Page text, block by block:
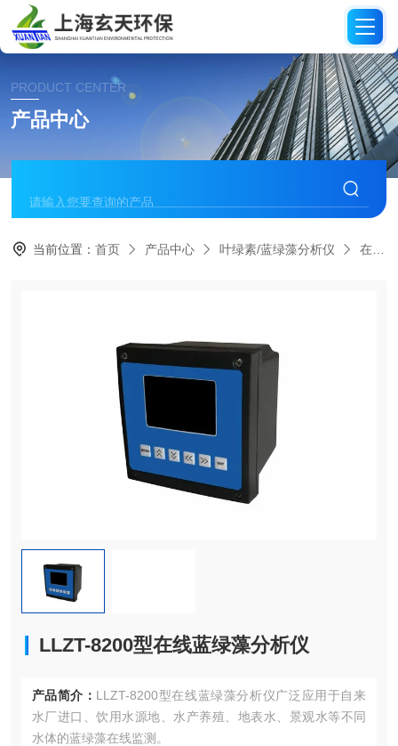
PRODUCT CENTER
产品中心
当前位置：首页 产品中心 叶绿素/蓝绿藻分析仪 在线蓝绿藻分析仪
LLZT-8200型在线蓝绿藻分析仪
产品简介： LLZT-8200型在线蓝绿藻分析仪广泛应用于自来
水厂进口、饮用水源地、水产养殖、地表水、景观水等不同
水体的蓝绿藻在线监测。